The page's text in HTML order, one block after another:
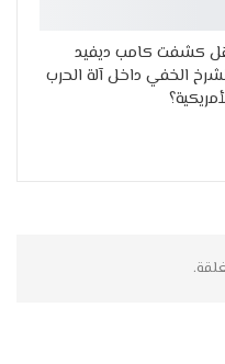
كشفت كامب ديفيد
الخفي داخل آلة الحرب